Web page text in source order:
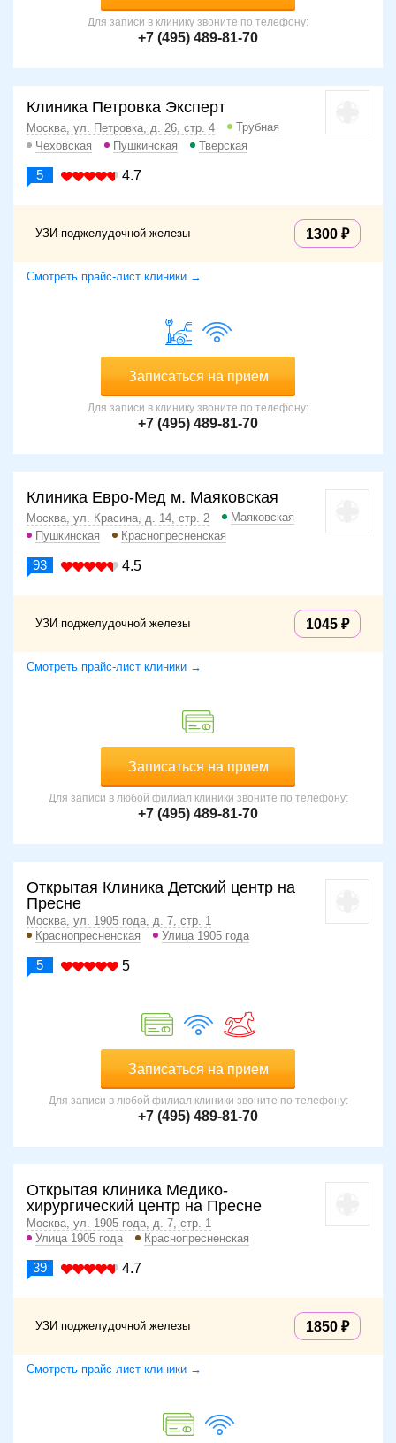
Для записи в клинику звоните по телефону:
+7 (495) 489-81-70
Клиника Петровка Эксперт
Москва, ул. Петровка, д. 26, стр. 4
Трубная
Чеховская
Пушкинская Тверская
5 4.7
УЗИ поджелудочной железы 1300
Смотреть прайс-лист клиники →
Записаться на прием
Для записи в клинику звоните по телефону:
+7 (495) 489-81-70
Клиника Евро-Мед м. Маяковская
Москва, ул. Красина, д. 14, стр. 2
Маяковская
Пушкинская
Краснопресненская
93 4.5
УЗИ поджелудочной железы 1045
Смотреть прайс-лист клиники →
Записаться на прием
Для записи в любой филиал клиники звоните по телефону:
+7 (495) 489-81-70
Открытая Клиника Детский центр на
Пресне
Москва, ул. 1905 года, д. 7, стр. 1
Краснопресненская
Улица 1905 года
5 5
Записаться на прием
Для записи в любой филиал клиники звоните по телефону:
+7 (495) 489-81-70
Открытая клиника Медико-
хирургический центр на Пресне
Москва, ул. 1905 года, д. 7, стр. 1
Улица 1905 года
Краснопресненская
39 4.7
УЗИ поджелудочной железы 1850
Смотреть прайс-лист клиники →